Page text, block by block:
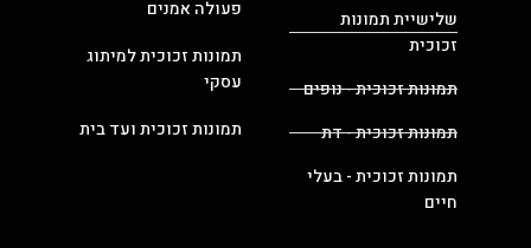
שלישיית תמונות
זכוכית
תמונות זכוכית - נופים
תמונות זכוכית - דת
תמונות זכוכית - בעלי
חיים
פעולה אמנים
תמונות זכוכית למיתוג
עסקי
תמונות זכוכית ועד בית